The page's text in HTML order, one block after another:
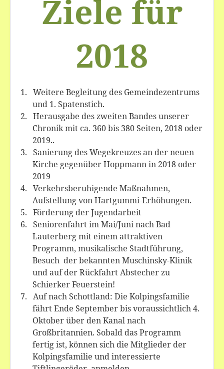
BilderZiele für
2018
1. Weitere Begleitung des Gemeindezentrums
und 1. Spatenstich.
2. Herausgabe des zweiten Bandes unserer
Chronik mit ca. 360 bis 380 Seiten, 2018 oder
2019..
3. Sanierung des Wegekreuzes an der neuen
Kirche gegenüber Hoppmann in 2018 oder
2019
4. Verkehrsberuhigende Maßnahmen,
Aufstellung von Hartgummi-Erhöhungen.
5. Förderung der Jugendarbeit
6. Seniorenfahrt im Mai/Juni nach Bad
Lauterberg mit einem attraktiven
Programm, musikalische Stadtführung,
Besuch der bekannten Muschinsky-Klinik
und auf der Rückfahrt Abstecher zu
Schierker Feuerstein!
7. Auf nach Schottland: Die Kolpingsfamilie
fährt Ende September bis voraussichtlich 4.
Oktober über den Kanal nach
Großbritannien. Sobald das Programm
fertig ist, können sich die Mitglieder der
Kolpingsfamilie und interessierte